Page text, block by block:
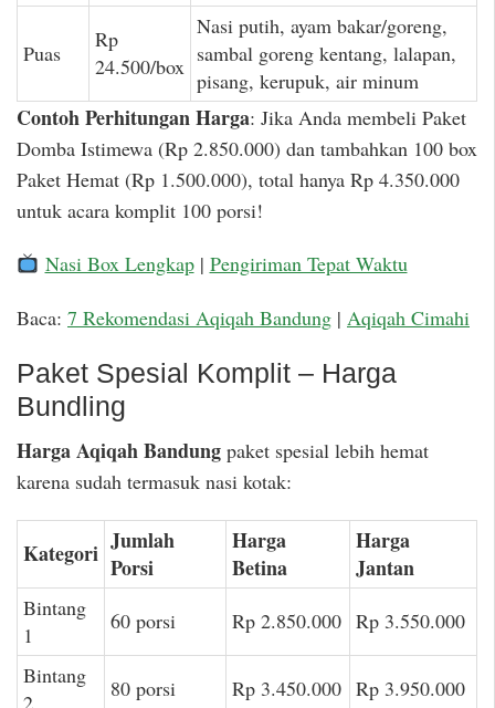
Puas
Rp
24.500/box
Nasi putih, ayam bakar/goreng,
sambal goreng kentang, lalapan,
pisang, kerupuk, air minum
Contoh Perhitungan Harga: Jika Anda membeli Paket
Domba Istimewa (Rp 2.850.000) dan tambahkan 100 box
Paket Hemat (Rp 1.500.000), total hanya Rp 4.350.000
untuk acara komplit 100 porsi!
Nasi Box Lengkap| Pengiriman Tepat Waktu
Baca: 7 Rekomendasi Aqiqah Bandung | Aqiqah Cimahi
Paket Spesial Komplit – Harga
Bundling
Harga Aqiqah Bandung paket spesial lebih hemat
karena sudah termasuk nasi kotak:
Kategori Jumlah
Porsi
Harga
Betina
Harga
Jantan
Bintang
1
60 porsi Rp 2.850.000 Rp 3.550.000
Bintang
2
80 porsi Rp 3.450.000 Rp 3.950.000